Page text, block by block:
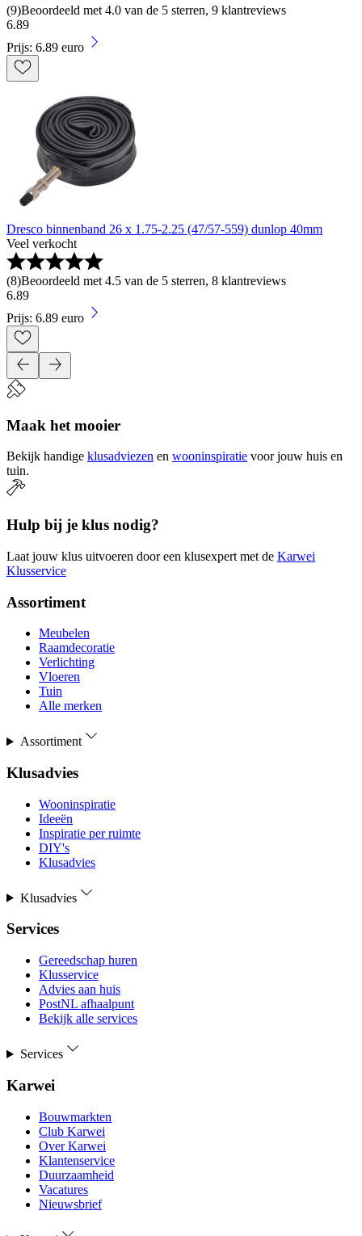
(9)Beoordeeld met 4.0 van de 5 sterren, 9 klantreviews
6.89
Prijs: 6.89 euro
Dresco binnenband 26 x 1.75-2.25 (47/57-559) dunlop 40mm
Veel verkocht
(8)Beoordeeld met 4.5 van de 5 sterren, 8 klantreviews
6.89
Prijs: 6.89 euro
Maak het mooier
Bekijk handige klusadviezen en wooninspiratie voor jouw huis en
tuin.
Hulp bij je klus nodig?
Laat jouw klus uitvoeren door een klusexpert met de Karwei
Klusservice
Assortiment
Meubelen
Raamdecoratie
Verlichting
Vloeren
Tuin
Alle merken
Assortiment
Klusadvies
Wooninspiratie
Ideeën
Inspiratie per ruimte
DIY's
Klusadvies
Klusadvies
Services
Gereedschap huren
Klusservice
Advies aan huis
PostNL afhaalpunt
Bekijk alle services
Services
Karwei
Bouwmarkten
Club Karwei
Over Karwei
Klantenservice
Duurzaamheid
Vacatures
Nieuwsbrief